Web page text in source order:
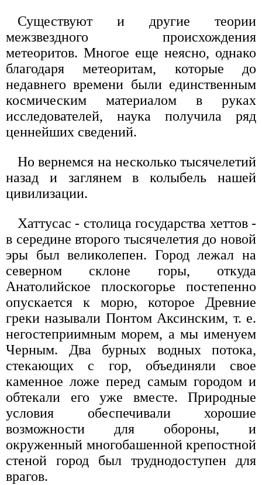
Существуют и другие теории
межзвездного происхождения
метеоритов. Многое еще неясно, однако
благодаря метеоритам, которые до
недавнего времени были единственным
космическим материалом в руках
исследователей, наука получила ряд
ценнейших сведений.
Но вернемся на несколько тысячелетий
назад и заглянем в колыбель нашей
цивилизации.
Хаттусас - столица государства хеттов -
в середине второго тысячелетия до новой
эры был великолепен. Город лежал на
северном склоне горы, откуда
Анатолийское плоскогорье постепенно
опускается к морю, которое Древние
греки называли Понтом Аксинским, т. е.
негостеприимным морем, а мы именуем
Черным. Два бурных водных потока,
стекающих с гор, объединяли свое
каменное ложе перед самым городом и
обтекали его уже вместе. Природные
условия обеспечивали хорошие
возможности для обороны, и
окруженный многобашенной крепостной
стеной город был труднодоступен для
врагов.